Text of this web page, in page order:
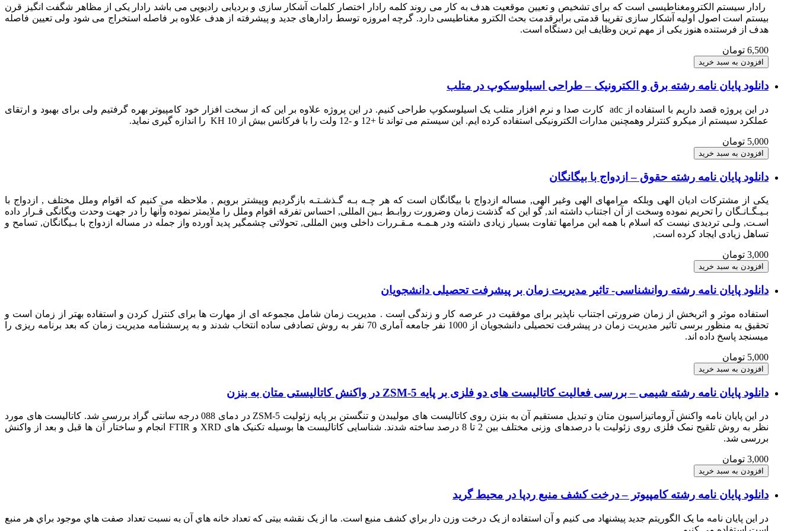
رادار سیستم الکترومغناطیسی است که برای تشخیص و تعیین موقعیت هدف به کار می روند کلمه رادار اختصار کلمات آشکار سازی و بردیابی رادیویی می باشد رادار یکی از مظاهر شگفت انگیز قرن
بیستم است اصول اولیه آشکار سازی تقریبا قدمتی برابرقدمت بحث الکترو مغناطیسی دارد. گرچه امروزه توسط رادارهای جدید و پیشرفته از هدف علاوه بر فاصله استخراج می شود ولی تعیین فاصله
هدف از فرستنده هنوز یکی از مهم ترین وظایف این دستگاه است.
6,500 تومان
دانلود پایان نامه رشته برق و الکترونیک – طراحی اسیلوسکوپ در متلب
در این پروژه قصد داریم با استفاده از adc کارت صدا و نرم افزار متلب یک اسیلوسکوپ طراحی کنیم. در این پروژه علاوه بر این که از سخت افزار خود کامپیوتر بهره گرفتیم ولی برای بهبود و ارتقای
عملکرد سیستم از میکرو کنترلر وهمچنین مدارات الکترونیکی استفاده کرده ایم. این سیستم می تواند تا +12 و -12 ولت را با فرکانس بیش از 10 KH را اندازه گیری نماید.
5,000 تومان
دانلود پایان نامه رشته حقوق – ازدواج با بیگانگان
يكى از مشتركات اديان الهى وبلكه مرامهاى الهى وغير الهى, مساله ازدواج با بيگانگان است كه هر چـه بـه گـذشـتـه بازگرديم وپيشتر برويم , ملاحظه مى كنيم كه اقوام وملل مختلف , ازدواج با
بـيـگـانـگان را تحريم نموده وسخت از آن اجتناب داشته اند, گو اين كه گذشت زمان وضرورت روابـط بـين المللى, احساس تفرقه اقوام وملل را ملايمتر نموده وآنها را در جهت وحدت ويگانگى قـرار داده
اسـت, ولـى ترديدى نيست كه اسلام با همه اين مرامها تفاوت بسيار زيادى داشته ودر هـمـه مـقـررات داخلى وبين المللى, تحولاتى چشمگير پديد آورده واز جمله در مساله ازدواج با بـيگانگان, تسامح و
تساهل زيادى ايجاد كرده است,
3,000 تومان
دانلود پایان نامه رشته روانشناسی- تاثیر مدیریت زمان بر پیشرفت تحصیلی دانشجویان
استفاده موثر و اثربخش از زمان ضرورتی اجتناب ناپذیر برای موفقیت در عرصه کار و زندگی است . مدیریت زمان شامل مجموعه ای از مهارت ها برای کنترل کردن و استفاده بهتر از زمان است و
تحقیق به منظور برسی تاثیر مدیریت زمان در پیشرفت تحصیلی دانشجویان از 1000 نفر جامعه آماری 70 نفر به روش تصادفی ساده انتخاب شدند و به پرسشنامه مدیریت زمان که بعد برنامه ریزی را
میسنجد پاسخ داده اند.
5,000 تومان
دانلود پایان نامه رشته شیمی – بررسی فعالیت کاتالیست های دو فلزی بر پایه ZSM-5 در واکنش کاتالیستی متان به بنزن‎
در این پایان نامه واکنش آروماتیزاسیون متان و تبدیل مستقیم آن به بنزن روی کاتالیست های مولیبدن و تنگستن بر پایه زئولیت ZSM-5 در دمای 088 درجه سانتی گراد بررسی شد. کاتالیست های مورد
نظر به روش تلقیح نمک فلزی روی زئولیت با درصدهای وزنی مختلف بین 2 تا 8 درصد ساخته شدند. شناسایی کاتالیست ها بوسیله تکنیک های XRD و FTIR انجام و ساختار آن ها قبل و بعد از واکنش
بررسی شد.
3,000 تومان
دانلود پایان نامه رشته کامپیوتر – درخت کشف منبع ردپا در محیط گرید
در این پایان نامه ما یک الگوریتم جدید پیشنهاد می کنیم و آن استفاده از یک درخت وزن دار براي کشف منبع است. ما از یک نقشه بیتی که تعداد خانه هاي آن به نسبت تعداد صفت هاي موجود براي هر منبع